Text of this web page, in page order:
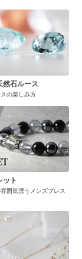
然石ルース
の楽しみ方
ット
囲気漂うメンズブレス